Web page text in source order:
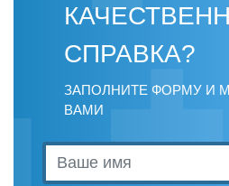
СПРАВКА?
ЗАПОЛНИТЕ ФОРМУ И
ВАМИ